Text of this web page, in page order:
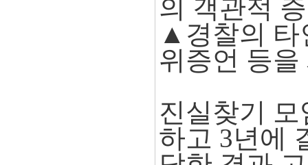
의 객관적
▲경찰의 타
위증언 등
진실찾기 모
하고 3년에